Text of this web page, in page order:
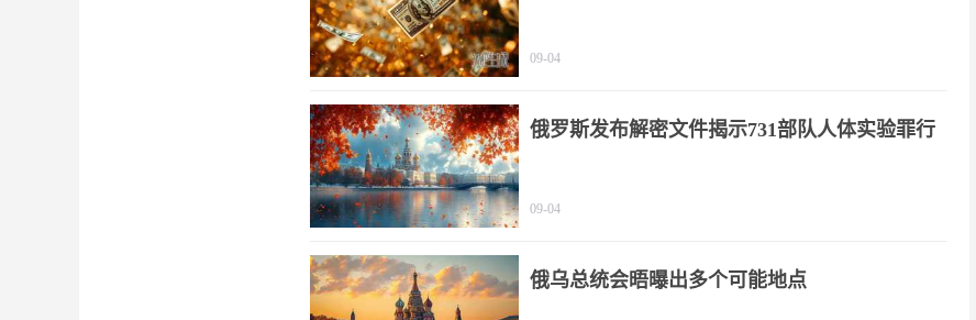
09-04
俄罗斯发布解密文件揭示731部队人体实验罪行
09-04
俄乌总统会晤曝出多个可能地点